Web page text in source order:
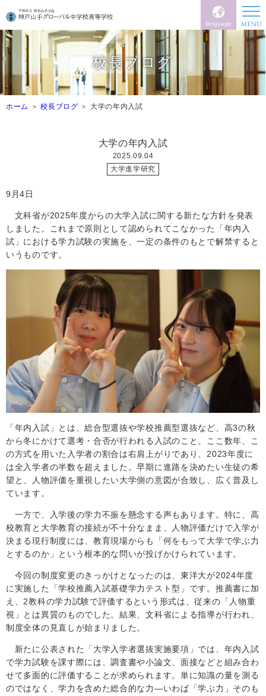
language
校長ブログ
ホーム 校長ブログ 大学の年内入試
大学の年内入試
2025.09.04
大学進学研究
9月4日
文科省が2025年度からの大学入試に関する新たな方針を発表
しました。これまで原則として認められてこなかった「年内入
試」における学力試験の実施を、一定の条件のもとで解禁すると
いうものです。
「年内入試」とは、総合型選抜や学校推薦型選抜など、高3の秋
から冬にかけて選考・合否が行われる入試のこと。ここ数年、こ
の方式を用いた入学者の割合は右肩上がりであり、2023年度に
は全入学者の半数を超えました。早期に進路を決めたい生徒の希
望と、人物評価を重視したい大学側の意図が合致し、広く普及し
ています。
一方で、入学後の学力不振を懸念する声もあります。特に、高
校教育と大学教育の接続が不十分なまま、人物評価だけで入学が
決まる現行制度には、教育現場からも「何をもって大学で学ぶ力
とするのか」という根本的な問いが投げかけられています。
今回の制度変更のきっかけとなったのは、東洋大が2024年度
に実施した「学校推薦入試基礎学力テスト型」です。推薦書に加
え、2教科の学力試験で評価するという形式は、従来の「人物重
視」とは異質のものでした。結果、文科省による指導が行われ、
制度全体の見直しが始まりました。
新たに公表された「大学入学者選抜実施要項」では、年内入試
で学力試験を課す際には、調査書や小論文、面接などと組み合わ
せて多面的に評価することが求められます。単に知識の量を測る
のではなく、学力を含めた総合的な力―いわば「学ぶ力」そのも